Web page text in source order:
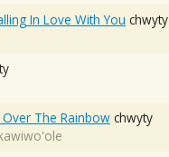
In Love With You chwyty
The Rainbow chwyty